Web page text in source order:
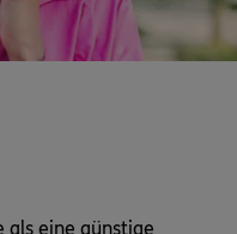
eine günstige